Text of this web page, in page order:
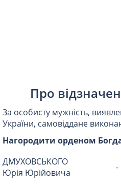
Про
За особисту мужність,
України, самовіддане
Нагородити орденом
ДМУХОВСЬКОГО
Юрія Юрійовича
-